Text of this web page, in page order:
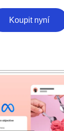
Koupit nyní